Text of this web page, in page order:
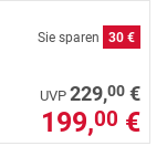
Sie sparen 30 €
UVP 229,00 €
199,00 €